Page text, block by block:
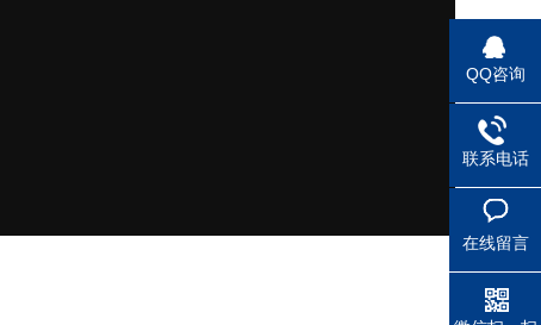
QQ咨询
联系电话
在线留言